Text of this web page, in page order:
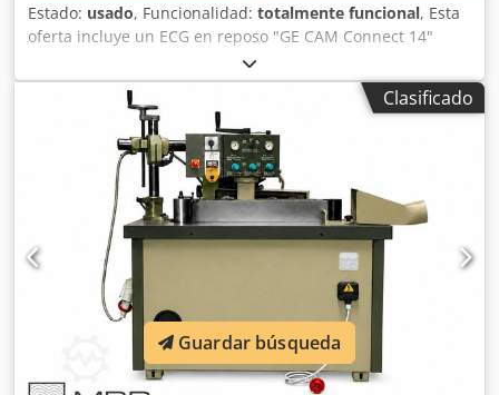
Estado: usado, Funcionalidad: totalmente funcional, Esta
oferta incluye un ECG en reposo "GE CAM Connect 14"
prácticamente nuevo. Artículo en venta: 1 GE CAM Connect
14 con las siguientes características: ECG en reposo móvil
12 o 15 derivaciones Fácil integración con sistemas MUSE y
PACS Con detección automática de arritmias Compatible
con DICOM Estado: Esta oferta corresponde a un
dispositivo usado, que puede presentar signos de
desgaste (ligeros arañazos o amarilleamiento). El
dispositivo ha sido probado para garantizar su
funcionalidad. Embalaje y envío: Le invitamos a
inspeccionar el dispositivo durante nuestro horario
comercial. ¡Concierte una cita! Csdswr Anbjpfx Ahcjrf
Disponemos de embalaje marítimo y envíos a todo el
mundo bajo petición. Para más información, póngase en
contacto con nosotros.
Clasificado
Guardar búsqueda